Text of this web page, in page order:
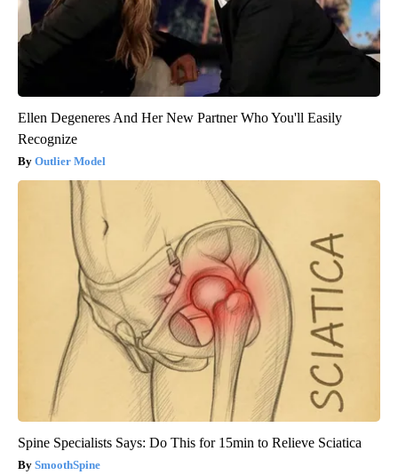
Ellen Degeneres And Her New Partner Who You'll Easily
Recognize
Outlier Model
Spine Specialists Says: Do This for 15min to Relieve Sciatica
SmoothSpine